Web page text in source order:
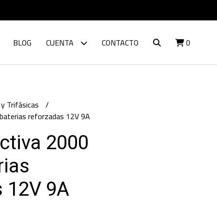
BLOG CUENTA CONTACTO 0
Trifásicas
reforzadas 12V 9A
2000
9A